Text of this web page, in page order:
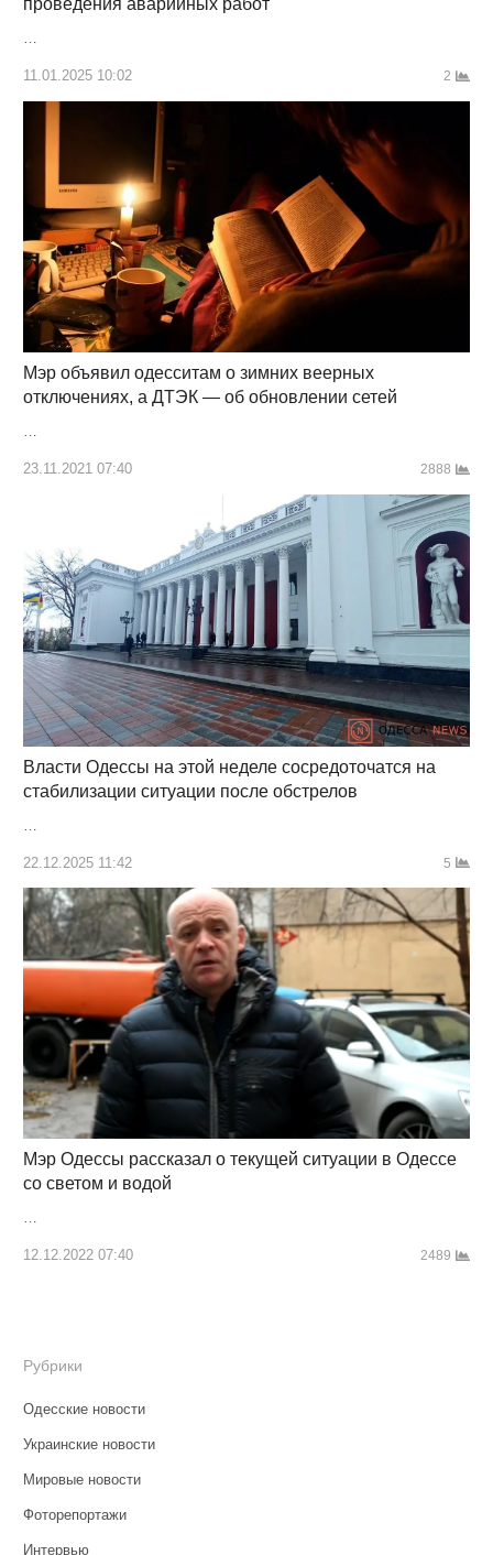
проведения аварийных работ
…
11.01.2025 10:02 2
Мэр объявил одесситам о зимних веерных
отключениях, а ДТЭК — об обновлении сетей
…
23.11.2021 07:40 2888
Власти Одессы на этой неделе сосредоточатся на
стабилизации ситуации после обстрелов
22.12.2025 11:42 5
Мэр Одессы рассказал о текущей ситуации в Одессе
со светом и водой
…
12.12.2022 07:40 2489
Рубрики
Одесские новости
Украинские новости
Мировые новости
Фоторепортажи
Интервью